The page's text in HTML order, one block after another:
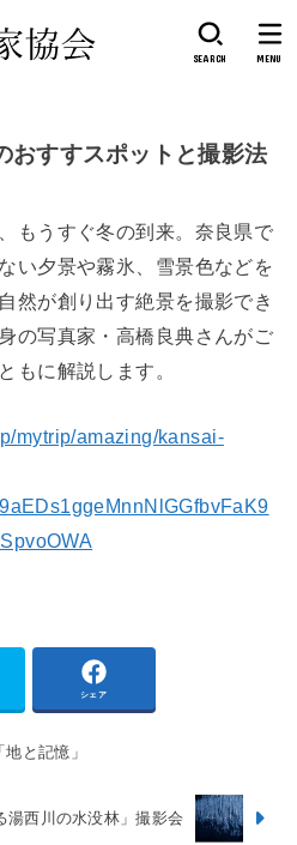
SEARCH MENU
すすスポットと撮影法
もうすぐ冬の到来。奈良県で
い夕景や霧氷、雪景色などを
然が創り出す絶景を撮影でき
の写真家・高橋良典さんがご
もに解説します。
mytrip/amazing/kansai-
シェア
と記憶」
湯西川の水没林」撮影会